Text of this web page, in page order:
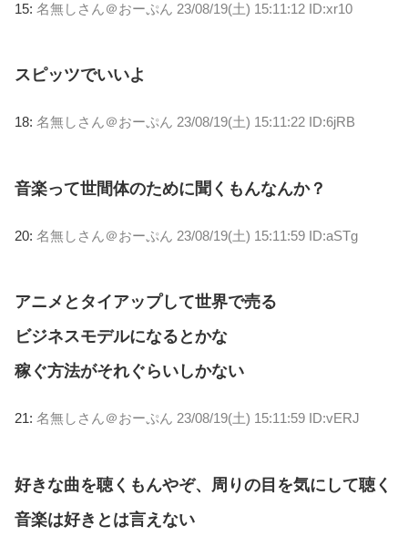
15: 名無しさん＠おーぷん 23/08/19(土) 15:11:12 ID:xr10
スピッツでいいよ
18: 名無しさん＠おーぷん 23/08/19(土) 15:11:22 ID:6jRB
音楽って世間体のために聞くもんなんか？
20: 名無しさん＠おーぷん 23/08/19(土) 15:11:59 ID:aSTg
アニメとタイアップして世界で売る
ビジネスモデルになるとかな
稼ぐ方法がそれぐらいしかない
21: 名無しさん＠おーぷん 23/08/19(土) 15:11:59 ID:vERJ
好きな曲を聴くもんやぞ、周りの目を気にして聴く
音楽は好きとは言えない